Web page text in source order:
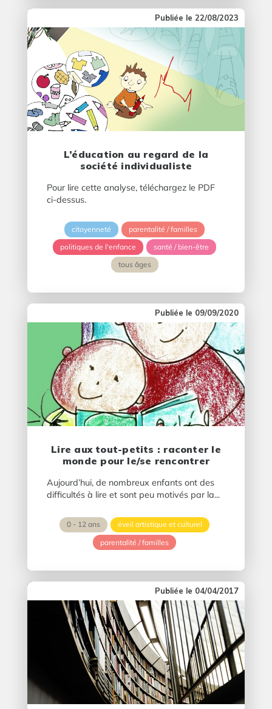
22/08/2023
L’éducation au regard de la
société individualiste
Pour lire cette analyse, téléchargez le PDF
ci-dessus.
citoyenneté
parentalité / familles
politiques de l'enfance
santé / bien-être
tous âges
09/09/2020
Lire aux tout-petits : raconter le
monde pour le/se rencontrer
Aujourd’hui, de nombreux enfants ont des
difficultés à lire et sont peu motivés par la...
0 - 12 ans
éveil artistique et culturel
parentalité / familles
04/04/2017